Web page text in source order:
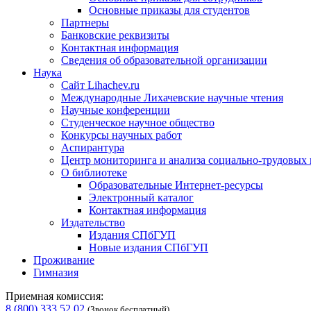
Основные приказы для студентов
Партнеры
Банковские реквизиты
Контактная информация
Сведения об образовательной организации
Наука
Сайт Lihachev.ru
Международные Лихачевские научные чтения
Научные конференции
Студенческое научное общество
Конкурсы научных работ
Аспирантура
Центр мониторинга и анализа социально-трудовых
О библиотеке
Образовательные Интернет-ресурсы
Электронный каталог
Контактная информация
Издательство
Издания СПбГУП
Новые издания СПбГУП
Проживание
Гимназия
Приемная комиссия:
8 (800) 333 52 02